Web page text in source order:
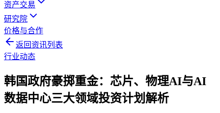
资产交易
研究院
价格与合作
返回资讯列表
行业动态
韩国政府豪掷重金：芯片、物理AI与AI
数据中心三大领域投资计划解析